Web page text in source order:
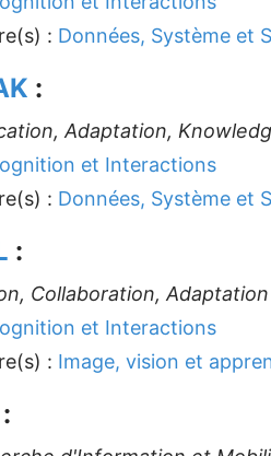
: Données, Système et
:
Adaptation,
et Interactions
: Données, Système et
:
Collaboration,
et Interactions
: Image, vision et
: